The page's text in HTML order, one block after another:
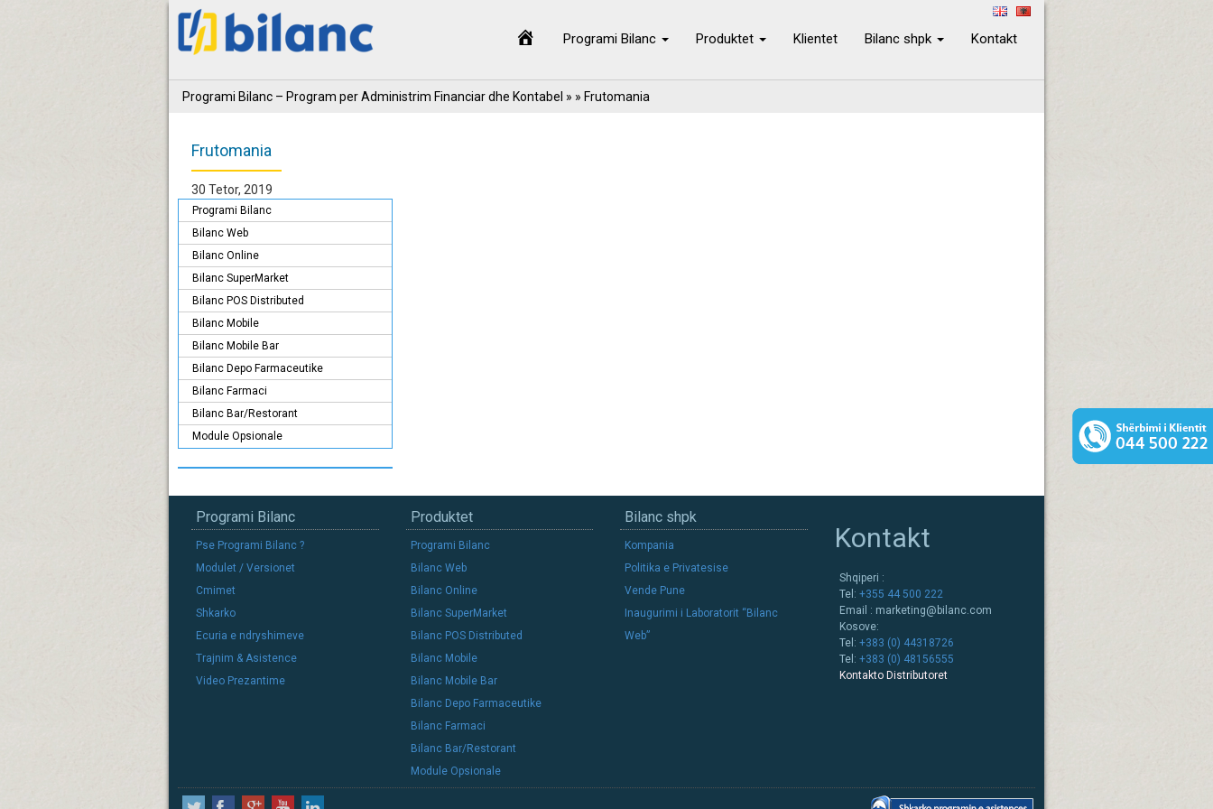
Programi Bilanc Produktet Klientet Bilanc shpk Kontakt
Programi Bilanc – Program per Administrim Financiar dhe Kontabel » » Frutomania
Frutomania
30 Tetor, 2019
Programi Bilanc
Bilanc Web
Bilanc Online
Bilanc SuperMarket
Bilanc POS Distributed
Bilanc Mobile
Bilanc Mobile Bar
Bilanc Depo Farmaceutike
Bilanc Farmaci
Bilanc Bar/Restorant
Module Opsionale
Programi Bilanc
Pse Programi Bilanc ?
Modulet / Versionet
Cmimet
Shkarko
Ecuria e ndryshimeve
Trajnim & Asistence
Video Prezantime
Produktet
Programi Bilanc
Bilanc Web
Bilanc Online
Bilanc SuperMarket
Bilanc POS Distributed
Bilanc Mobile
Bilanc Mobile Bar
Bilanc Depo Farmaceutike
Bilanc Farmaci
Bilanc Bar/Restorant
Module Opsionale
Bilanc shpk
Kompania
Politika e Privatesise
Vende Pune
Inaugurimi i Laboratorit “Bilanc
Web”
Kontakt
Shqiperi :
Tel: +355 44 500 222
Email : marketing@bilanc.com
Kosove:
Tel: +383 (0) 44318726
Tel: +383 (0) 48156555
Kontakto Distributoret